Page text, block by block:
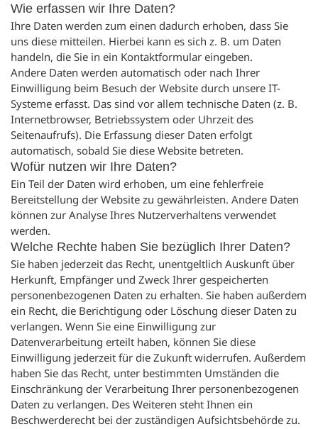
Wie erfassen wir Ihre Daten?
Ihre Daten werden zum einen dadurch erhoben, dass Sie
uns diese mitteilen. Hierbei kann es sich z. B. um Daten
handeln, die Sie in ein Kontaktformular eingeben.
Andere Daten werden automatisch oder nach Ihrer
Einwilligung beim Besuch der Website durch unsere IT-
Systeme erfasst. Das sind vor allem technische Daten (z. B.
Internetbrowser, Betriebssystem oder Uhrzeit des
Seitenaufrufs). Die Erfassung dieser Daten erfolgt
automatisch, sobald Sie diese Website betreten.
Wofür nutzen wir Ihre Daten?
Ein Teil der Daten wird erhoben, um eine fehlerfreie
Bereitstellung der Website zu gewährleisten. Andere Daten
können zur Analyse Ihres Nutzerverhaltens verwendet
werden.
Welche Rechte haben Sie bezüglich Ihrer Daten?
Sie haben jederzeit das Recht, unentgeltlich Auskunft über
Herkunft, Empfänger und Zweck Ihrer gespeicherten
personenbezogenen Daten zu erhalten. Sie haben außerdem
ein Recht, die Berichtigung oder Löschung dieser Daten zu
verlangen. Wenn Sie eine Einwilligung zur
Datenverarbeitung erteilt haben, können Sie diese
Einwilligung jederzeit für die Zukunft widerrufen. Außerdem
haben Sie das Recht, unter bestimmten Umständen die
Einschränkung der Verarbeitung Ihrer personenbezogenen
Daten zu verlangen. Des Weiteren steht Ihnen ein
Beschwerderecht bei der zuständigen Aufsichtsbehörde zu.